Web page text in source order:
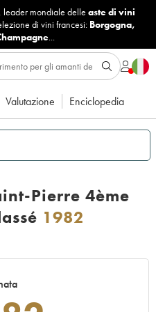
leader mondiale delle aste di vini
di vini francesi: Borgogna,
...
Valutazione Enciclopedia
Pierre 4ème
1982